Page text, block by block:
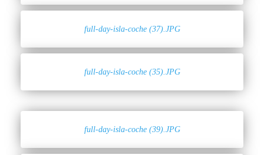
full-day-isla-coche (37).JPG
full-day-isla-coche (35).JPG
full-day-isla-coche (39).JPG